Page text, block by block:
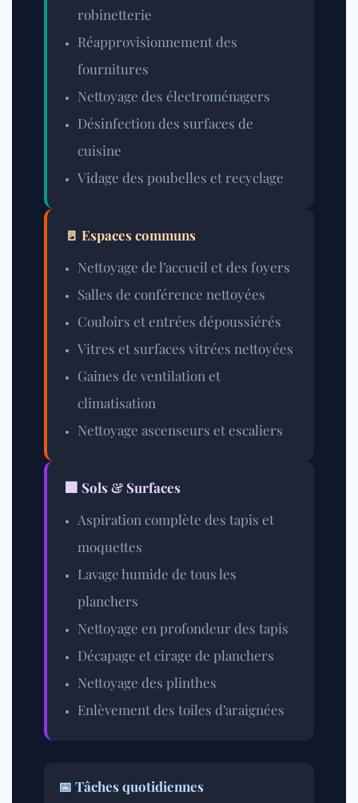
robinetterie
Réapprovisionnement des
fournitures
Nettoyage des électroménagers
Désinfection des surfaces de
cuisine
Vidage des poubelles et recyclage
🚪 Espaces communs
Nettoyage de l’accueil et des foyers
Salles de conférence nettoyées
Couloirs et entrées dépoussiérés
Vitres et surfaces vitrées nettoyées
Gaines de ventilation et
climatisation
Nettoyage ascenseurs et escaliers
🏢 Sols & Surfaces
Aspiration complète des tapis et
moquettes
Lavage humide de tous les
planchers
Nettoyage en profondeur des tapis
Décapage et cirage de planchers
Nettoyage des plinthes
Enlèvement des toiles d’araignées
📅 Tâches quotidiennes